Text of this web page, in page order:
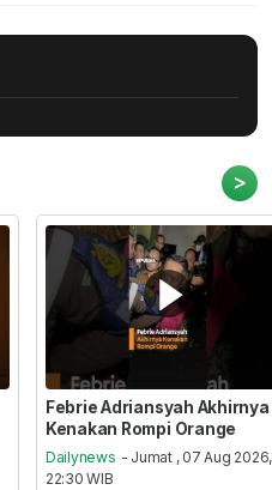
>
Febrie Adriansyah Akhirnya
Kenakan Rompi Orange
Dailynews - Jumat , 07 Aug 2026,
22:30 WIB